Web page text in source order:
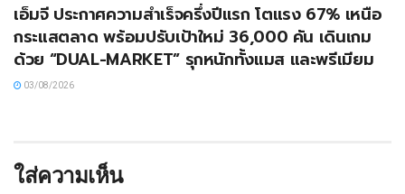
เอ็มจี ประกาศความสำเร็จครึ่งปีแรก โตแรง 67% เหนือ
กระแสตลาด พร้อมปรับเป้าใหม่ 36,000 คัน เดินเกม
ด้วย “DUAL-MARKET” รุกหนักทั้งแมส และพรีเมียม
03/08/2026
ใส่ความเห็น